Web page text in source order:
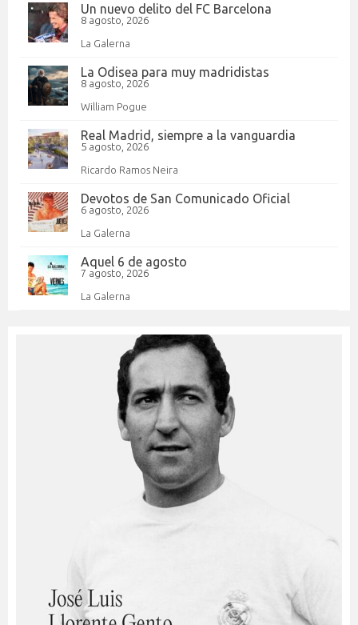
Un nuevo delito del FC Barcelona
8 agosto, 2026
La Galerna
La Odisea para muy madridistas
8 agosto, 2026
William Pogue
Real Madrid, siempre a la vanguardia
5 agosto, 2026
Ricardo Ramos Neira
Devotos de San Comunicado Oficial
6 agosto, 2026
La Galerna
Aquel 6 de agosto
7 agosto, 2026
La Galerna